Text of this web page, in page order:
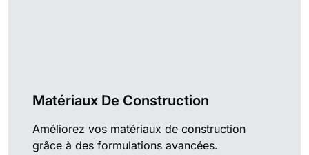
Matériaux De Construction
Améliorez vos matériaux de construction
grâce à des formulations avancées.